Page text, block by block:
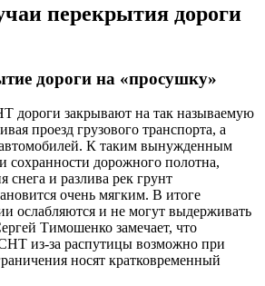
перекрытия дороги
дороги на «просушку»
дороги закрывают на так называемую
проезд грузового транспорта, а
К таким вынужденным
сохранности дорожного полотна,
снега и разлива рек грунт
очень мягким. В итоге
ослабляются и не могут выдерживать
Тимошенко замечает, что
из-за распутицы возможно при
носят кратковременный